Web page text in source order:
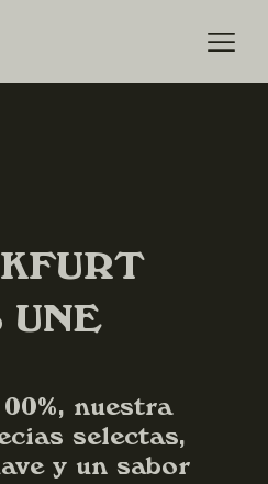
UNE
nuestra
selectas,
y un sabor